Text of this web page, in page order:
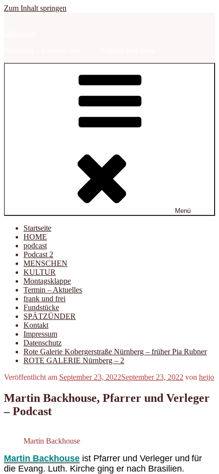
Zum Inhalt springen
Menü
Startseite
HOME
podcast
Podcast 2
MENSCHEN
KULTUR
Montagsklappe
Termin – Aktuelles
frank und frei
Fundstücke
SPÄTZÜNDER
Kontakt
Impressum
Datenschutz
Rote Galerie Kobergerstraße Nürnberg – früher Pia Rubner
ROTE GALERIE Nürnberg – 2
Veröffentlicht am September 23, 2022September 23, 2022 von heijo
Martin Backhouse, Pfarrer und Verleger
– Podcast
Martin Backhouse
Martin Backhouse ist Pfarrer und Verleger und für
die Evang. Luth. Kirche ging er nach Brasilien.